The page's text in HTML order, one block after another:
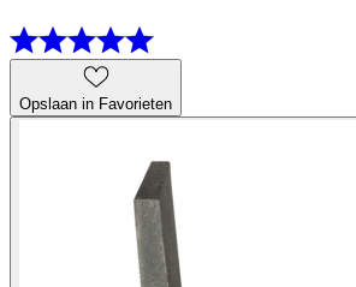
Opslaan in Favorieten